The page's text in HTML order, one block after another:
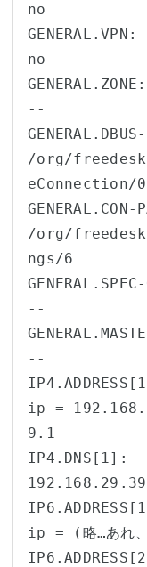
no
GENERAL.VPN:
no
GENERAL.ZONE:
--
/org/
eConnection/0
GENERAL.CON-
/org/
ngs/6
--
--
ip =
9.1
IP4.DNS[1]:
192.168.29.39
ip = (略…あれ、